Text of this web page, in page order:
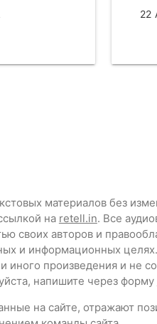
22
материалов без
на retell.in. Все
своих авторов и
и информационных
иного произведения и не
напишите через форму
на сайте, отражают